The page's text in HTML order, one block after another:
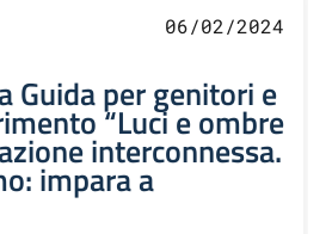
06/02/2024
Guida per genitori e
“Luci e ombre
interconnessa.
impara a